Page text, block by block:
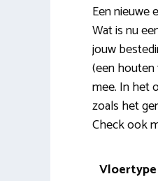
Een nieuwe
Wat is nu
jouw
(een houten
mee. In het
zoals het
Check ook
Vloertype